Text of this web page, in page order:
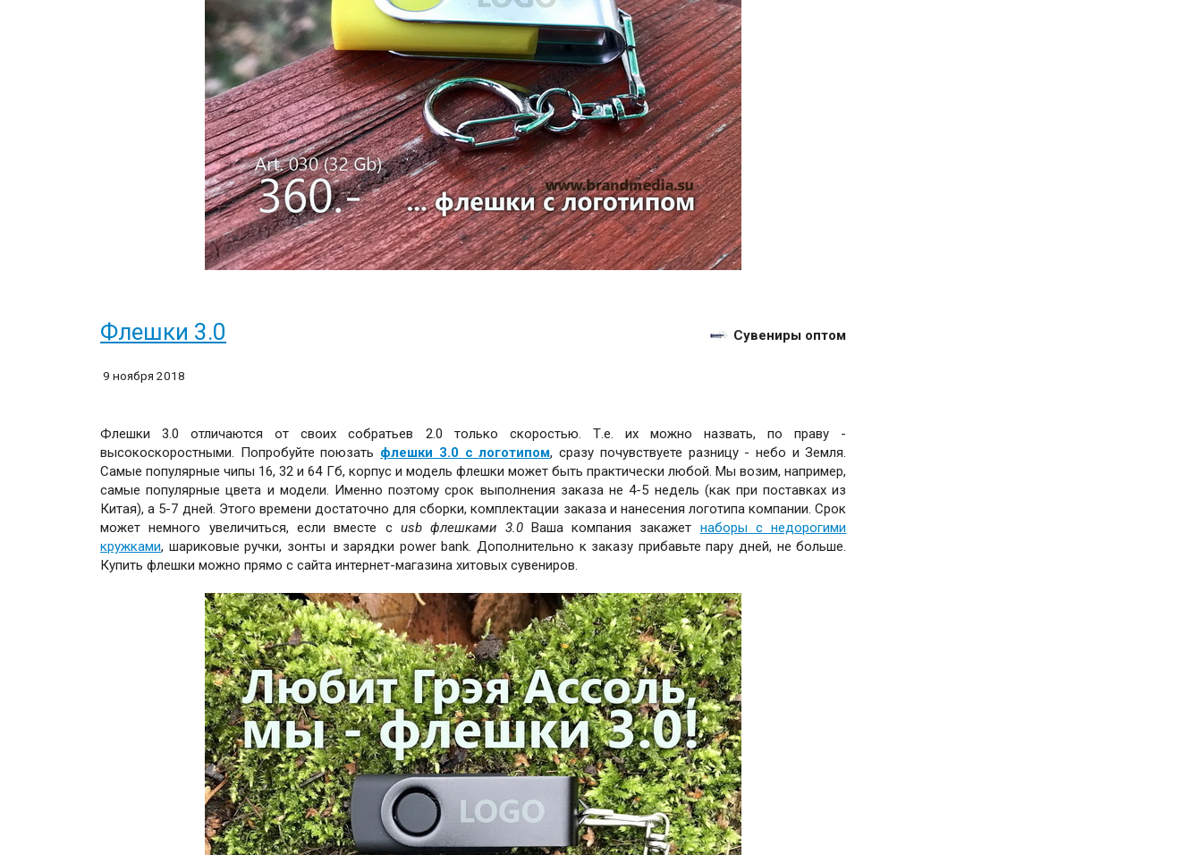
Флешки 3.0 Сувениры оптом
9 ноября 2018
Флешки 3.0 отличаются от своих собратьев 2.0 только скоростью. Т.е. их можно назвать, по праву -
высокоскоростными. Попробуйте поюзать флешки 3.0 с логотипом, сразу почувствуете разницу - небо и Земля.
Самые популярные чипы 16, 32 и 64 Гб, корпус и модель флешки может быть практически любой. Мы возим, например,
самые популярные цвета и модели. Именно поэтому срок выполнения заказа не 4-5 недель (как при поставках из
Китая), а 5-7 дней. Этого времени достаточно для сборки, комплектации заказа и нанесения логотипа компании. Срок
может немного увеличиться, если вместе с usb флешками 3.0Ваша компания закажет наборы с недорогими
кружками, шариковые ручки, зонты и зарядки power bank. Дополнительно к заказу прибавьте пару дней, не больше.
Купить флешки можно прямо с сайта интернет-магазина хитовых сувениров.